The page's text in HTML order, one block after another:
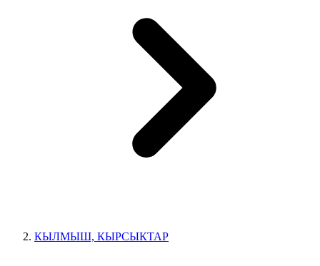
КЫЛМЫШ, КЫРСЫКТАР